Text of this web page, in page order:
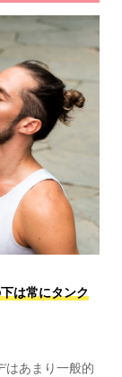
は常にタンク
はあまり一般的